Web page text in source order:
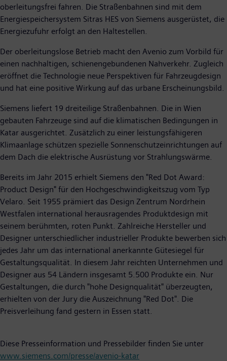
oberleitungsfrei fahren. Die Straßenbahnen sind mit dem
Energiespeichersystem Sitras HES von Siemens ausgerüstet, die
Energiezufuhr erfolgt an den Haltestellen.
Der oberleitungslose Betrieb macht den Avenio zum Vorbild für
einen nachhaltigen, schienengebundenen Nahverkehr. Zugleich
eröffnet die Technologie neue Perspektiven für Fahrzeugdesign
und hat eine positive Wirkung auf das urbane Erscheinungsbild.
Siemens liefert 19 dreiteilige Straßenbahnen. Die in Wien
gebauten Fahrzeuge sind auf die klimatischen Bedingungen in
Katar ausgerichtet. Zusätzlich zu einer leistungsfähigeren
Klimaanlage schützen spezielle Sonnenschutzeinrichtungen auf
dem Dach die elektrische Ausrüstung vor Strahlungswärme.
Bereits im Jahr 2015 erhielt Siemens den "Red Dot Award:
Product Design" für den Hochgeschwindigkeitszug vom Typ
Velaro. Seit 1955 prämiert das Design Zentrum Nordrhein
Westfalen international herausragendes Produktdesign mit
seinem berühmten, roten Punkt. Zahlreiche Hersteller und
Designer unterschiedlicher industrieller Produkte bewerben sich
jedes Jahr um das international anerkannte Gütesiegel für
Gestaltungsqualität. In diesem Jahr reichten Unternehmen und
Designer aus 54 Ländern insgesamt 5.500 Produkte ein. Nur
Gestaltungen, die durch "hohe Designqualität" überzeugten,
erhielten von der Jury die Auszeichnung "Red Dot". Die
Preisverleihung fand gestern in Essen statt.
Diese Presseinformation und Pressebilder finden Sie unter
www.siemens.com/presse/avenio-katar